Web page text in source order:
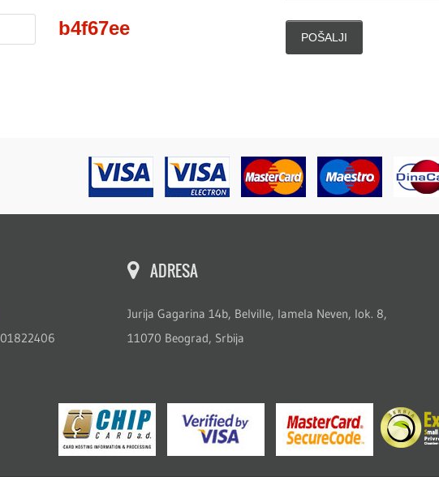
b4f67ee
ADRESA
Jurija Gagarina 14b, Belville, lamela Neven, lok. 8,
11070 Beograd, Srbija